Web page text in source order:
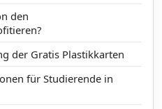
den
der Gratis Plastikkarten
für Studierende in